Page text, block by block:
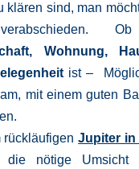
klären sind, man
verabschieden.
Wohnung,
ist –
mit einem guten
rückläufigenJupiter in
die nötige Umsicht